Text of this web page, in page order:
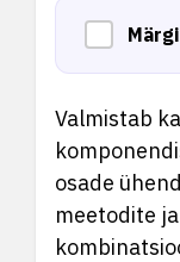
Valmistab
osade
meetodite